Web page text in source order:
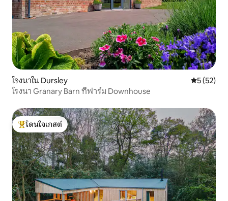
โรงนาใน Dursley คะแนนเฉลี่
5 (52)
โรงนา Granary Barn ที่ฟาร์ม Downhouse
โดนใจเกสต์ที่สุด
โดนใจเกสต์